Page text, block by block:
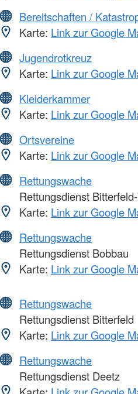
Bereitschaften /
Karte: Link zur Google
Jugendrotkreuz
Karte: Link zur Google
Kleiderkammer
Karte: Link zur Google
Ortsvereine
Karte: Link zur Google
Rettungswache
Rettungsdienst
Karte: Link zur Google
Rettungswache
Rettungsdienst Bobbau
Karte: Link zur Google
Rettungswache
Rettungsdienst Bitterfeld
Karte: Link zur Google
Rettungswache
Rettungsdienst Deetz